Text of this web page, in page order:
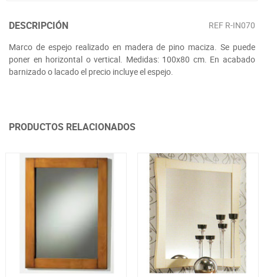
DESCRIPCIÓN REF R-IN070
Marco de espejo realizado en madera de pino maciza. Se puede
poner en horizontal o vertical. Medidas: 100x80 cm. En acabado
barnizado o lacado el precio incluye el espejo.
PRODUCTOS RELACIONADOS